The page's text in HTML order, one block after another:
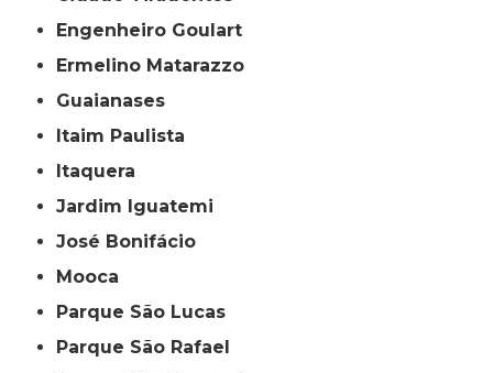
Engenheiro Goulart
Ermelino Matarazzo
Guaianases
Itaim Paulista
Itaquera
Jardim Iguatemi
José Bonifácio
Mooca
Parque São Lucas
Parque São Rafael